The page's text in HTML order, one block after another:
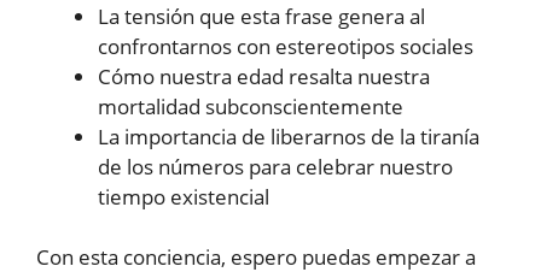
La tensión que esta frase genera al
confrontarnos con estereotipos sociales
Cómo nuestra edad resalta nuestra
mortalidad subconscientemente
La importancia de liberarnos de la tiranía
de los números para celebrar nuestro
tiempo existencial
Con esta conciencia, espero puedas empezar a